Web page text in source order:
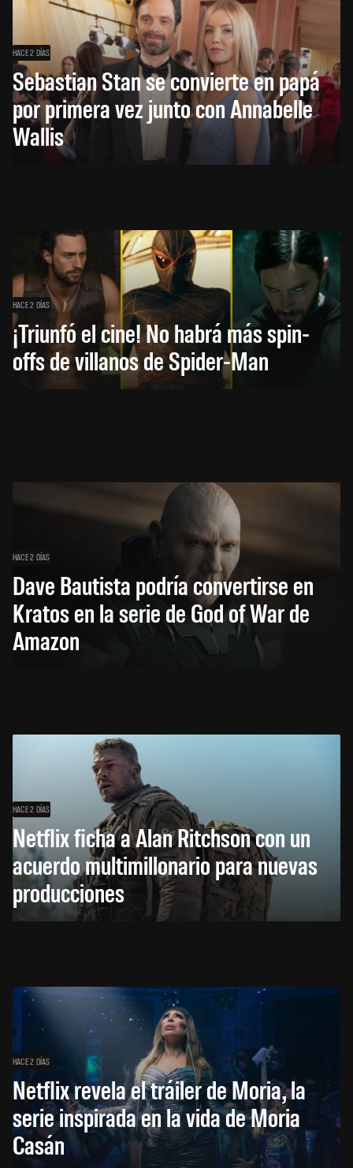
HACE 2 DÍAS
Sebastian Stan se convierte en papá
por primera vez junto con Annabelle
Wallis
HACE 2 DÍAS
¡Triunfó el cine! No habrá más spin-
offs de villanos de Spider-Man
HACE 2 DÍAS
Dave Bautista podría convertirse en
Kratos en la serie de God of War de
Amazon
HACE 2 DÍAS
Netflix ficha a Alan Ritchson con un
acuerdo multimillonario para nuevas
producciones
HACE 2 DÍAS
Netflix revela el tráiler de Moria, la
serie inspirada en la vida de Moria
Casán